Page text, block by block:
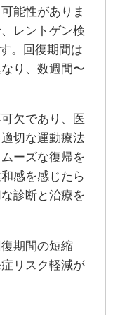
能性がありま
レントゲン検
。回復期間は
り、数週間〜
欠であり、医
切な運動療法
ーズな復帰を
感を感じたら
診断と治療を
期間の短縮
リスク軽減が